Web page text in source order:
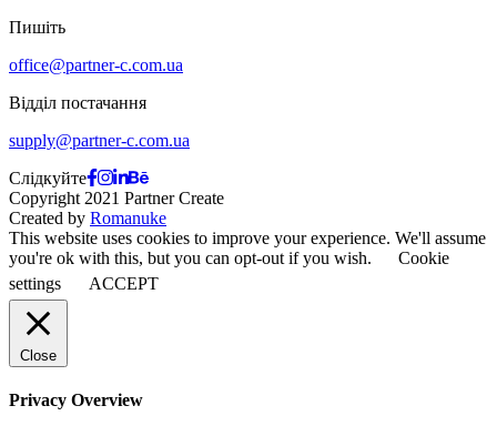
Пишіть
office@partner-c.com.ua
Відділ постачання
supply@partner-c.com.ua
Слідкуйте
Copyright 2021 Partner Create
Created by Romanuke
This website uses cookies to improve your experience. We'll assume
you're ok with this, but you can opt-out if you wish.
Cookie
settings
ACCEPT
Close
Privacy Overview